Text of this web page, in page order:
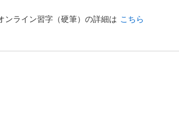
ンライン習字（硬筆）の詳細は こちら